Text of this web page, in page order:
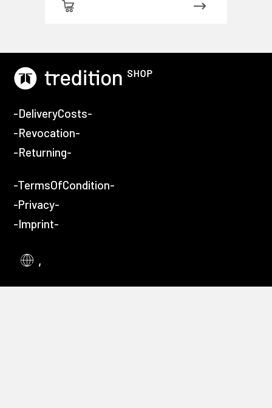
-DeliveryCosts-
-Revocation-
-Returning-
-TermsOfCondition-
-Privacy-
-Imprint-
,